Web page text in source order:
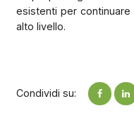
esistenti per
alto livello.
Condividi su: